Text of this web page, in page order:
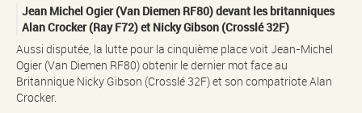
Jean Michel Ogier (Van Diemen RF80) devant les britanniques
Alan Crocker (Ray F72) et Nicky Gibson (Crosslé 32F)
Aussi disputée, la lutte pour la cinquième place voit Jean-Michel
Ogier (Van Diemen RF80) obtenir le dernier mot face au
Britannique Nicky Gibson (Crosslé 32F) et son compatriote Alan
Crocker.